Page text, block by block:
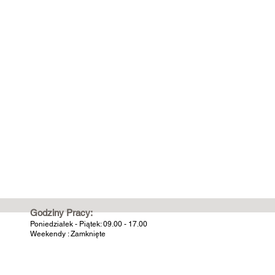
Godziny Pracy:
Poniedziałek - Piątek: 09.00 - 17.00
Weekendy : Zamknięte